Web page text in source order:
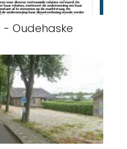
Oudehaske